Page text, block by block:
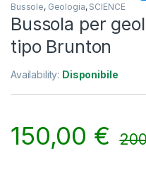
Bussole, Geologia, SCIENCE
Bussola per
tipo Brunton
Availability: Disponibile
150,00 €